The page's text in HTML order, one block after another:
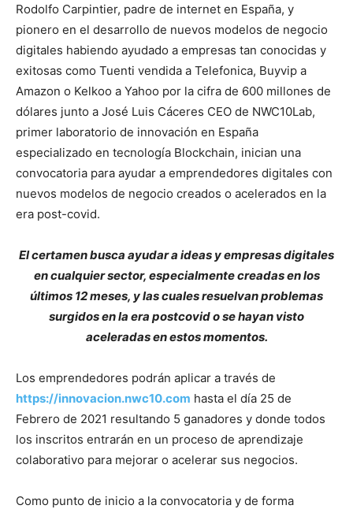
Rodolfo Carpintier, padre de internet en España, y
pionero en el desarrollo de nuevos modelos de negocio
digitales habiendo ayudado a empresas tan conocidas y
exitosas como Tuenti vendida a Telefonica, Buyvip a
Amazon o Kelkoo a Yahoo por la cifra de 600 millones de
dólares junto a José Luis Cáceres CEO de NWC10Lab,
primer laboratorio de innovación en España
especializado en tecnología Blockchain, inician una
convocatoria para ayudar a emprendedores digitales con
nuevos modelos de negocio creados o acelerados en la
era post-covid.
El certamen busca ayudar a ideas y empresas digitales
en cualquier sector, especialmente creadas en los
últimos 12 meses, y las cuales resuelvan problemas
surgidos en la era postcovid o se hayan visto
aceleradas en estos momentos.
Los emprendedores podrán aplicar a través de
https://innovacion.nwc10.com hasta el día 25 de
Febrero de 2021 resultando 5 ganadores y donde todos
los inscritos entrarán en un proceso de aprendizaje
colaborativo para mejorar o acelerar sus negocios.
Como punto de inicio a la convocatoria y de forma